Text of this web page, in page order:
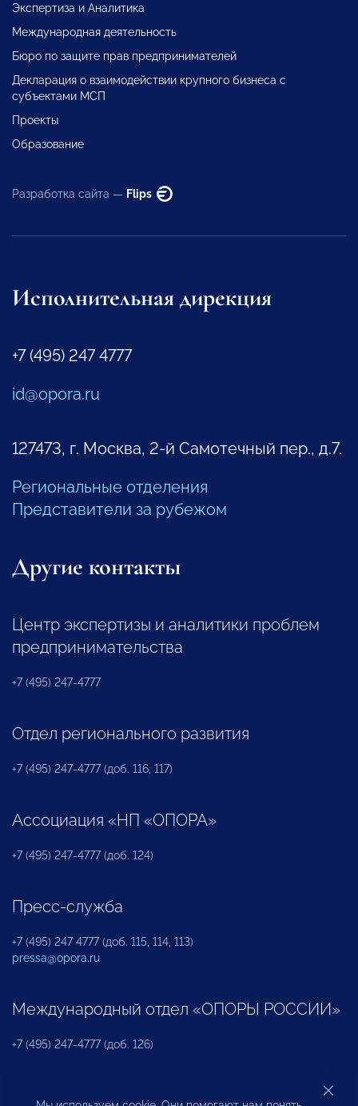
Экспертиза и Аналитика
Международная деятельность
Бюро по защите прав предпринимателей
Декларация о взаимодействии крупного бизнеса с
субъектами МСП
Проекты
Образование
Разработка сайта — Flips
Исполнительная дирекция
+7 (495) 247 4777
id@opora.ru
127473, г. Москва, 2-й Самотечный пер., д.7.
Региональные отделения
Представители за рубежом
Другие контакты
Центр экспертизы и аналитики проблем
предпринимательства
+7 (495) 247-4777
Отдел регионального развития
+7 (495) 247-4777 (доб. 116, 117)
Ассоциация «НП «ОПОРА»
+7 (495) 247-4777 (доб. 124)
Пресс-служба
+7 (495) 247 4777 (доб. 115, 114, 113)
pressa@opora.ru
Международный отдел «ОПОРЫ РОССИИ»
+7 (495) 247-4777 (доб. 126)
Бюро по защите прав предпринимателей и